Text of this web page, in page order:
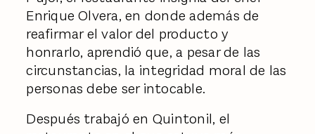
Enrique Olvera, en donde además de
reafirmar el valor del producto y
honrarlo, aprendió que, a pesar de las
circunstancias, la integridad moral de las
personas debe ser intocable.
Después trabajó en Quintonil, el